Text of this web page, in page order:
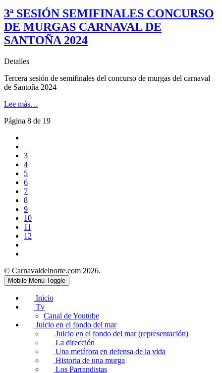
3ª SESIÓN SEMIFINALES CONCURSO
DE MURGAS CARNAVAL DE
SANTOÑA 2024
Detalles
Tercera sesión de semifinales del concurso de murgas del carnaval
de Santoña 2024
Lee más…
Página 8 de 19
3
4
5
6
7
8
9
10
11
12
© Carnavaldelnorte.com 2026.
Mobile Menu Toggle
Inicio
Tv
Canal de Youtube
Juicio en el fondo del mar
Juicio en el fondo del mar (representación)
La dirección
Una metáfora en defensa de la vida
Historia de una murga
Los Parrandistas